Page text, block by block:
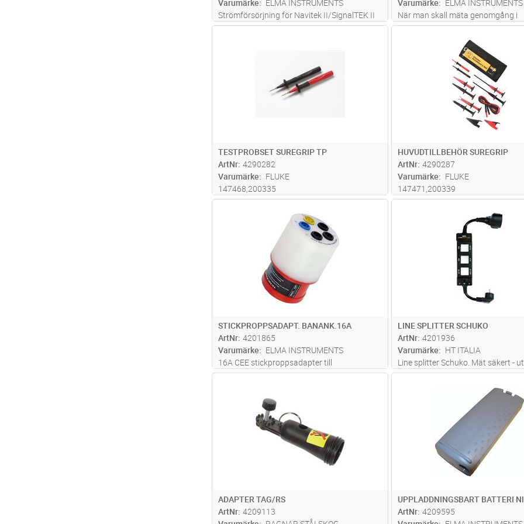
Varumärke
ELMA INSTRUMENTS
Strömförsörjning för Navitek II/SignalTEK II
Varumärke
ELMA INSTRUMENTS
När man skall mäta genomgång i
skyddsledaren på t ex
ofta nödvändigt att använda en
den nya teleskopiska testproben,
stå på golvet och utföra dessa
...läs mer
TESTPROBSET SUREGRIP TP
ArtNr 4290282
Varumärke
FLUKE
147468,200335
HUVUDTILLBEHÖR SUREGRIP
ArtNr 4290287
Varumärke
FLUKE
147471,200339
Lägg i kundvagn
STICKPROPPSADAPT. BANANK.16A
ArtNr 4201865
Varumärke
ELMA INSTRUMENTS
16A CEE stickproppsadapter till
banankontakter.Perfekt för snabb
mätning på CEE stickkontakter
Lägg i
LINE SPLITTER SCHUKO
ArtNr 4201936
Varumärke
HT ITALIA
Line splitter Schuko. Mät säkert -
bryta kretsen.Mät spänning,
ADAPTER TAG/RS
ArtNr 4209113
UPPLADDNINGSBART BATTERI
ArtNr 4209595